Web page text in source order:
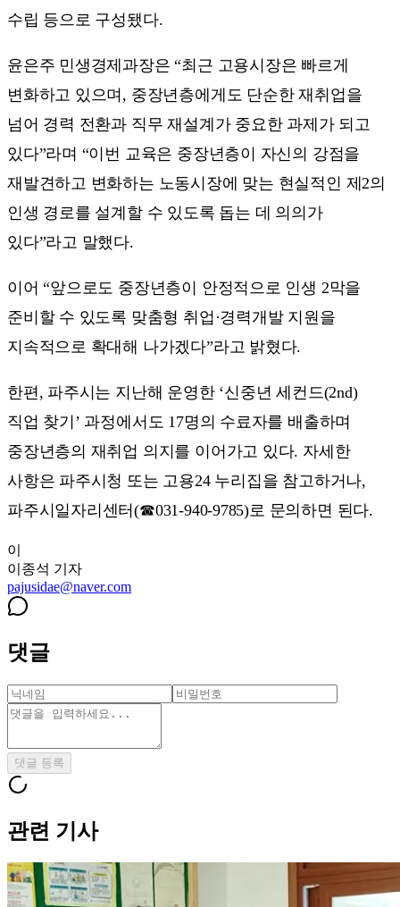
수립 등으로 구성됐다.
윤은주 민생경제과장은 “최근 고용시장은 빠르게
변화하고 있으며, 중장년층에게도 단순한 재취업을
넘어 경력 전환과 직무 재설계가 중요한 과제가 되고
있다”라며 “이번 교육은 중장년층이 자신의 강점을
재발견하고 변화하는 노동시장에 맞는 현실적인 제2의
인생 경로를 설계할 수 있도록 돕는 데 의의가
있다”라고 말했다.
이어 “앞으로도 중장년층이 안정적으로 인생 2막을
준비할 수 있도록 맞춤형 취업·경력개발 지원을
지속적으로 확대해 나가겠다”라고 밝혔다.
한편, 파주시는 지난해 운영한 ‘신중년 세컨드(2nd)
직업 찾기’ 과정에서도 17명의 수료자를 배출하며
중장년층의 재취업 의지를 이어가고 있다. 자세한
사항은 파주시청 또는 고용24 누리집을 참고하거나,
파주시일자리센터(☎031-940-9785)로 문의하면 된다.
이
이종석 기자
pajusidae@naver.com
댓글
댓글 등록
관련 기사